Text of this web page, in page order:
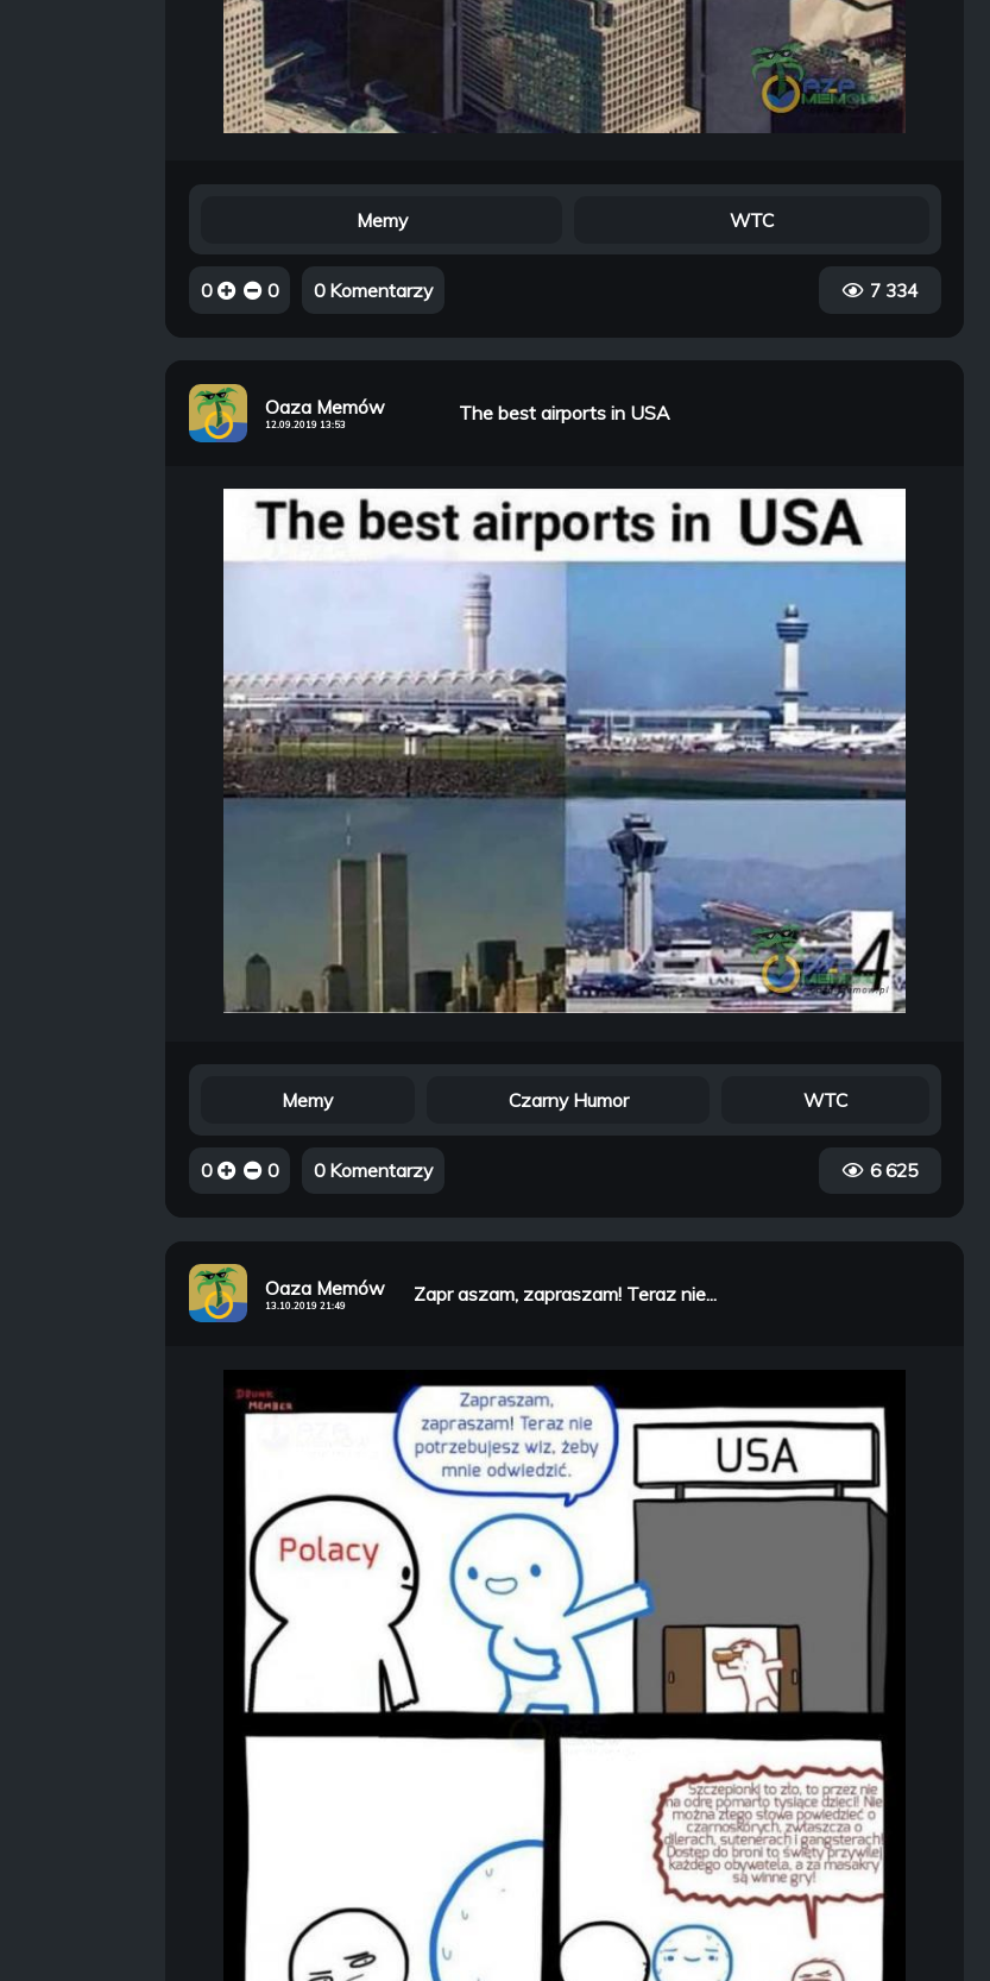
Memy WTC
0 0 0 Komentarzy 7 334
Oaza Memów
12.09.2019 13:53 The best airports in USA
Memy Czarny Humor WTC
0 0 0 Komentarzy 6 625
Oaza Memów
13.10.2019 21:49 Zapr aszam, zapraszam! Teraz nie...